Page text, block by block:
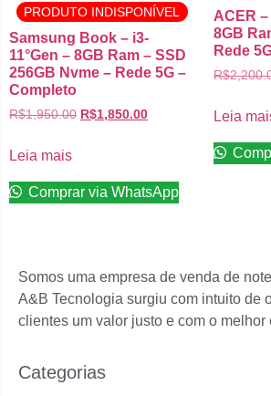
PRODUTO INDISPONÍVEL
Samsung Book – i3-
11°Gen – 8GB Ram – SSD
256GB Nvme – Rede 5G –
Completo
R$1,950.00 R$1,850.00
Leia mais
Comprar via WhatsApp
ACER –
8GB
Rede
R$
Leia
Somos uma empresa de venda de
A&B Tecnologia surgiu com intuito de
clientes um valor justo e com o melhor
Categorias